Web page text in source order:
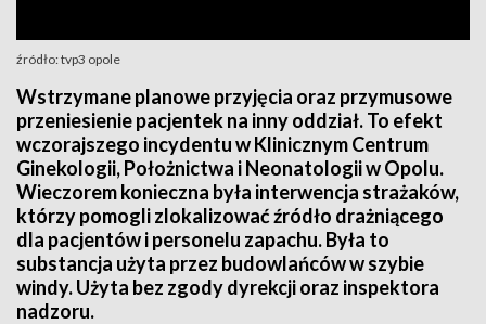
źródło: tvp3 opole
Wstrzymane planowe przyjęcia oraz przymusowe
przeniesienie pacjentek na inny oddział. To efekt
wczorajszego incydentu w Klinicznym Centrum
Ginekologii, Położnictwa i Neonatologii w Opolu.
Wieczorem konieczna była interwencja strażaków,
którzy pomogli zlokalizować źródło drażniącego
dla pacjentów i personelu zapachu. Była to
substancja użyta przez budowlańców w szybie
windy. Użyta bez zgody dyrekcji oraz inspektora
nadzoru.